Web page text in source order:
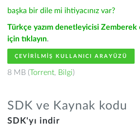
başka bir dile mi ihtiyacınız var?
Türkçe yazım denetleyicisi
için tıklayın.
ÇEVIRILMIŞ KULLANICI ARAYÜZÜ
8 MB (Torrent, Bilgi)
SDK ve Kaynak kodu
SDK'yı indir